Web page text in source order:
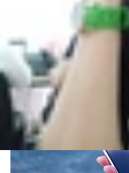
18/11/2019
Cập nhật: 18/11/2019
Theo dõi XTMobile trên